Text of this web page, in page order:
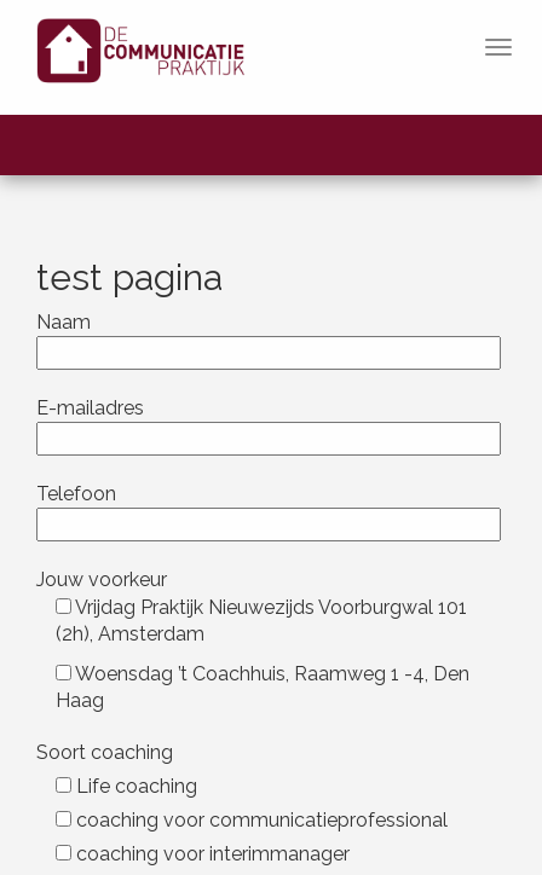
De
Dapper voorwaarts, sinds
In-/
test pagina
Naam
E-mailadres
Telefoon
Jouw voorkeur
Vrijdag Praktijk Nieuwezijds Voorburgwal 101
(2h), Amsterdam
Woensdag ’t Coachhuis, Raamweg 1 -4, Den
Haag
Soort coaching
Life coaching
coaching voor communicatieprofessional
coaching voor interimmanager